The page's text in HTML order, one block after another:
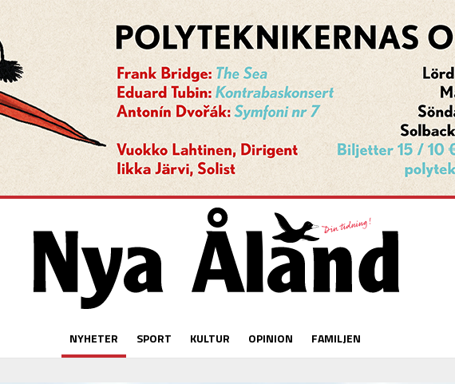
NYHETER SPORT KULTUR OPINION FAMILJEN